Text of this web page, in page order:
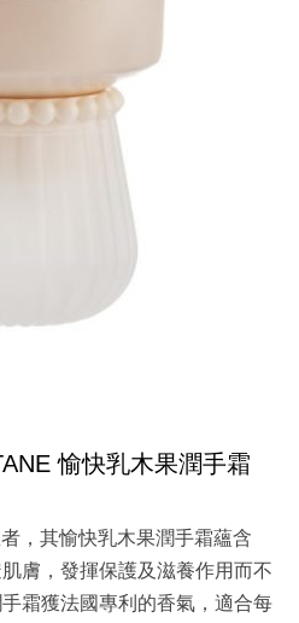
愉快乳木果潤手霜
，其愉快乳木果潤手霜蘊含
膚，發揮保護及滋養作用而不
霜獲法國專利的香氣，適合每